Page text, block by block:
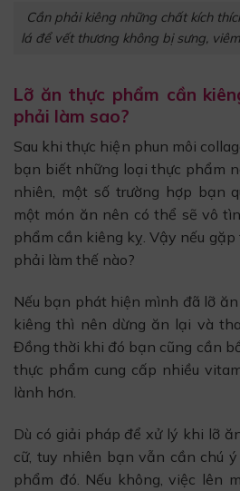
Cần phải kiêng những chất kích
lá để vết thương không bị sưng,
Lỡ ăn thực phẩm cần
phải làm sao?
Sau khi thực hiện phun môi
bạn biết những loại thực phẩm
nhiên, một số trường hợp bạn
một món ăn nên có thể sẽ vô
phẩm cần kiêng kỵ. Vậy nếu
phải làm thế nào?
Nếu bạn phát hiện mình đã lỡ
kiêng thì nên dừng ăn lại và
Đồng thời khi đó bạn cũng cần
thực phẩm cung cấp nhiều
lành hơn.
Dù có giải pháp để xử lý khi lỡ
cữ, tuy nhiên bạn vẫn cần chú
phẩm đó. Nếu không, việc lên